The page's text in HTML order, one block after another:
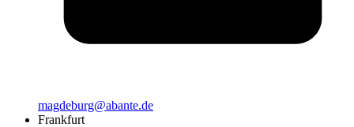
magdeburg@abante.de
Frankfurt